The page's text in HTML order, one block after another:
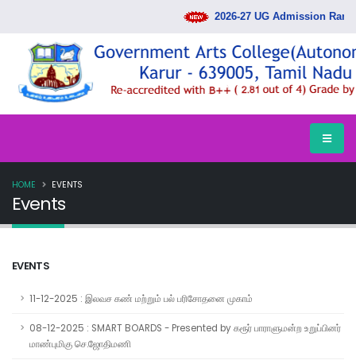
2026-27 UG Admission Rank
Events
HOME EVENTS
EVENTS
11-12-2025 : இலவச கண் மற்றும் பல் பரிசோதனை முகாம்
08-12-2025 : SMART BOARDS - Presented by கரூர் பாராளுமன்ற உறுப்பினர்
மாண்புமிகு செ.ஜோதிமணி